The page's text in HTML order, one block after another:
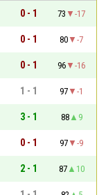
0 - 1 73
-17
0 - 1 80
-7
0 - 1 96
-16
1 - 1 97
-1
3 - 1 88
9
0 - 1 97
-9
2 - 1 87
10